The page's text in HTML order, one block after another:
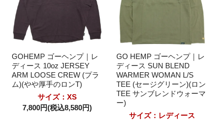
GOHEMP ゴーヘンプ｜レ
ディース 10oz JERSEY
ARM LOOSE CREW (プラ
ム)(やや厚手のロンT)
サイズ：XS
7,800円(税込8,580円)
GO HEMP ゴーヘンプ｜レ
ディース SUN BLEND
WARMER WOMAN L/S
TEE (セージグリーン)(ロン
TEE サンブレンドウォーマ
ー)
サイズ：レディース